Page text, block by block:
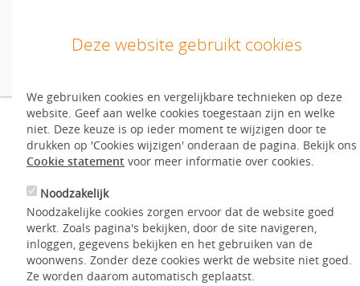
Deze website gebruikt cookies
We gebruiken cookies en vergelijkbare technieken op deze
website. Geef aan welke cookies toegestaan zijn en welke
niet. Deze keuze is op ieder moment te wijzigen door te
drukken op 'Cookies wijzigen' onderaan de pagina. Bekijk ons
Cookie statement voor meer informatie over cookies.
Noodzakelijk
Noodzakelijke cookies zorgen ervoor dat de website goed
werkt. Zoals pagina's bekijken, door de site navigeren,
inloggen, gegevens bekijken en het gebruiken van de
woonwens. Zonder deze cookies werkt de website niet goed.
Ze worden daarom automatisch geplaatst.
Inloggen/inschrijven
Inloggen
Nog geen account?Start hier.
Aanbod
Mijn WoonWens
Welke browser kan ik het
beste gebruiken om de
website goed te
bekijken?